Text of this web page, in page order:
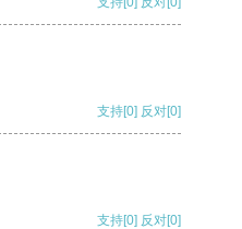
支持[0] 反对[0]
支持[0] 反对[0]